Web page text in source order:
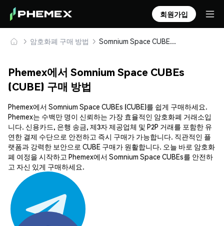
회원가입
암호화폐 구매 방법 Somnium Space CUBEs (CUBE) 안전하게 구매 및 보관
Phemex에서 Somnium Space CUBEs
(CUBE) 구매 방법
Phemex에서 Somnium Space CUBEs (CUBE)를 쉽게 구매하세요.
Phemex는 수백만 명이 신뢰하는 가장 효율적인 암호화폐 거래소입
니다. 신용카드, 은행 송금, 제3자 제공업체 및 P2P 거래를 포함한 유
연한 결제 수단으로 안전하고 즉시 구매가 가능합니다. 직관적인 플
랫폼과 강력한 보안으로 CUBE 구매가 원활합니다. 오늘 바로 암호화
폐 여정을 시작하고 Phemex에서 Somnium Space CUBEs를 안전하
고 자신 있게 구매하세요.